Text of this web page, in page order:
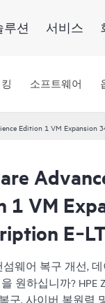
루션 서비스
소프트웨어
Edition 1 VM Expansion
1 VM
웨어 복구 개선,
원하십니까? HPE
구, 사이버 복원력